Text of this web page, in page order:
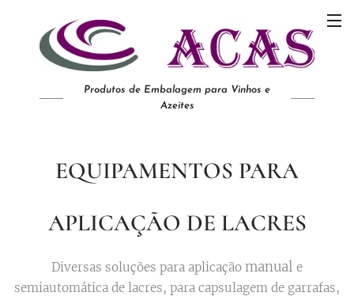
Produtos de Embalagem para Vinhos e
Azeites
EQUIPAMENTOS PARA
APLICAÇÃO DE LACRES
Diversas soluções para aplicação manual e
semiautomática de lacres, para capsulagem de garrafas,